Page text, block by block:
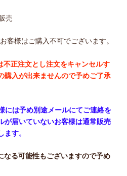
売
客様はご購入不可でございます。
不正注文とし注文をキャンセルす
購入が出来ませんので予めご了承
には予め別途メールにてご連絡を
が届いていないお客様は通常販売
す。
る可能性もございますので予め